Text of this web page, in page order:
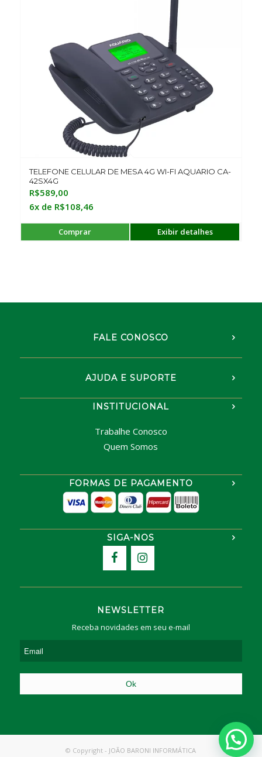
TELEFONE CELULAR DE MESA 4G WI-FI AQUARIO CA-
42SX4G
R$589,00
6x de R$108,46
Comprar Exibir detalhes
FALE CONOSCO
AJUDA E SUPORTE
INSTITUCIONAL
Trabalhe Conosco
Quem Somos
FORMAS DE PAGAMENTO
SIGA-NOS
NEWSLETTER
Receba novidades em seu e-mail
© Copyright - JOÃO BARONI INFORMÁTICA